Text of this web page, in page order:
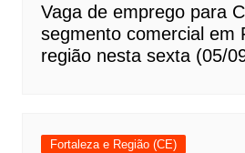
Vaga de emprego para
segmento comercial em
região nesta sexta (05/
Fortaleza e Região (CE)